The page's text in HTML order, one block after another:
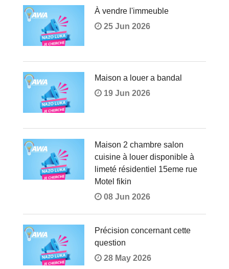
À vendre l'immeuble
25 Jun 2026
Maison a louer a bandal
19 Jun 2026
Maison 2 chambre salon
cuisine à louer disponible à
limeté résidentiel 15eme rue
Motel fikin
08 Jun 2026
Précision concernant cette
question
28 May 2026